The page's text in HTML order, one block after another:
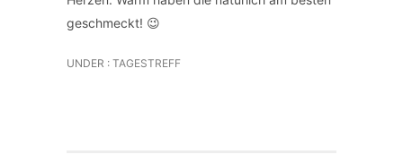
geschmeckt! 😉
UNDER : TAGESTREFF